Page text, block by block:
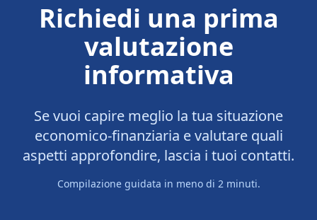
Richiedi una prima
valutazione
informativa
Se vuoi capire meglio la tua situazione
economico-finanziaria e valutare quali
aspetti approfondire, lascia i tuoi contatti.
Compilazione guidata in meno di 2 minuti.